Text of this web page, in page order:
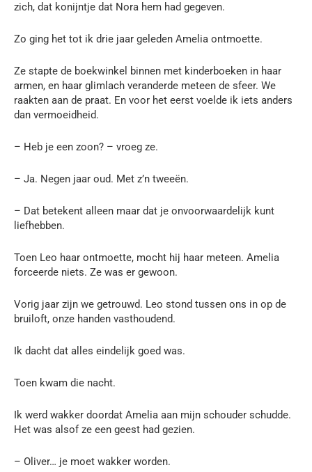
zich, dat konijntje dat Nora hem had gegeven.
Zo ging het tot ik drie jaar geleden Amelia ontmoette.
Ze stapte de boekwinkel binnen met kinderboeken in haar
armen, en haar glimlach veranderde meteen de sfeer. We
raakten aan de praat. En voor het eerst voelde ik iets anders
dan vermoeidheid.
– Heb je een zoon? – vroeg ze.
– Ja. Negen jaar oud. Met z’n tweeën.
– Dat betekent alleen maar dat je onvoorwaardelijk kunt
liefhebben.
Toen Leo haar ontmoette, mocht hij haar meteen. Amelia
forceerde niets. Ze was er gewoon.
Vorig jaar zijn we getrouwd. Leo stond tussen ons in op de
bruiloft, onze handen vasthoudend.
Ik dacht dat alles eindelijk goed was.
Toen kwam die nacht.
Ik werd wakker doordat Amelia aan mijn schouder schudde.
Het was alsof ze een geest had gezien.
– Oliver… je moet wakker worden.